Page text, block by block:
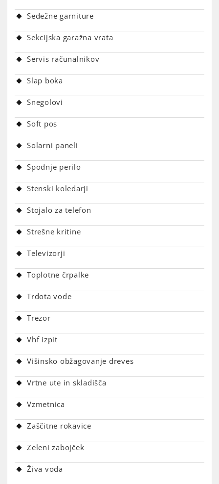
Sedežne garniture
Sekcijska garažna vrata
Servis računalnikov
Slap boka
Snegolovi
Soft pos
Solarni paneli
Spodnje perilo
Stenski koledarji
Stojalo za telefon
Strešne kritine
Televizorji
Toplotne črpalke
Trdota vode
Trezor
Vhf izpit
Višinsko obžagovanje dreves
Vrtne ute in skladišča
Vzmetnica
Zaščitne rokavice
Zeleni zabojček
Živa voda